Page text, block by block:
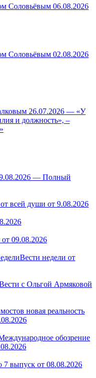
Соловьёвым 06.08.2026
Соловьёвым 02.08.2026
26.07.2026 — «У
и должность», –
— Полный
всей души от 9.08.2026
09.08.2026
Вести недели от
с Ольгой Армяковой
новая реальность
обозрение
7 выпуск от 08.08.2026